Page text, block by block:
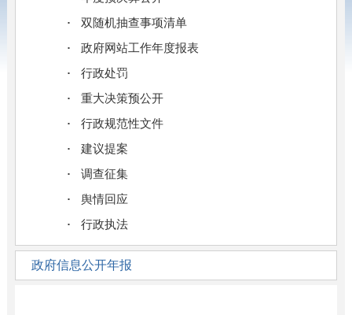
双随机抽查事项清单
政府网站工作年度报表
行政处罚
重大决策预公开
行政规范性文件
建议提案
调查征集
舆情回应
行政执法
政府信息公开年报